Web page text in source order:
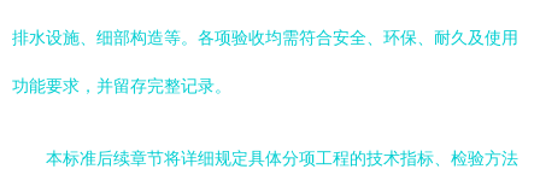
排水设施、细部构造等。各项验收均需符合安全、环保、耐久及使用
功能要求，并留存完整记录。
本标准后续章节将详细规定具体分项工程的技术指标、检验方法